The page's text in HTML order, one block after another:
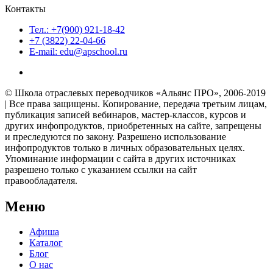
Контакты
Тел.: +7(900) 921-18-42
+7 (3822) 22-04-66
E-mail: edu@apschool.ru
© Школа отраслевых переводчиков «Альянс ПРО», 2006-2019
| Все права защищены. Копирование, передача третьим лицам,
публикация записей вебинаров, мастер-классов, курсов и
других инфопродуктов, приобретенных на сайте, запрещены
и преследуются по закону. Разрешено использование
инфопродуктов только в личных образовательных целях.
Упоминание информации с сайта в других источниках
разрешено только с указанием ссылки на сайт
правообладателя.
Меню
Афиша
Каталог
Блог
О нас